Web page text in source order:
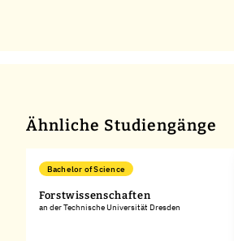
Ähnliche Studiengänge
Bachelor of Science
Forstwissenschaften
an der Technische Universität Dresden